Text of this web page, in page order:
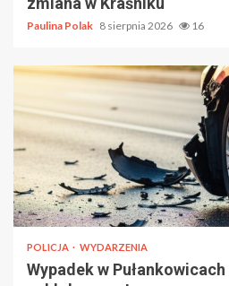
Paulina Polak 8 sierpnia 2026 16
POLICJA WYDARZENIA
Wypadek w